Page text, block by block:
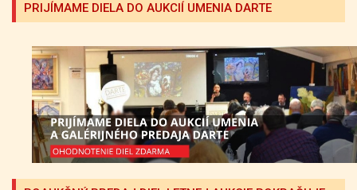
PRIJÍMAME DIELA DO AUKCIÍ UMENIA DARTE